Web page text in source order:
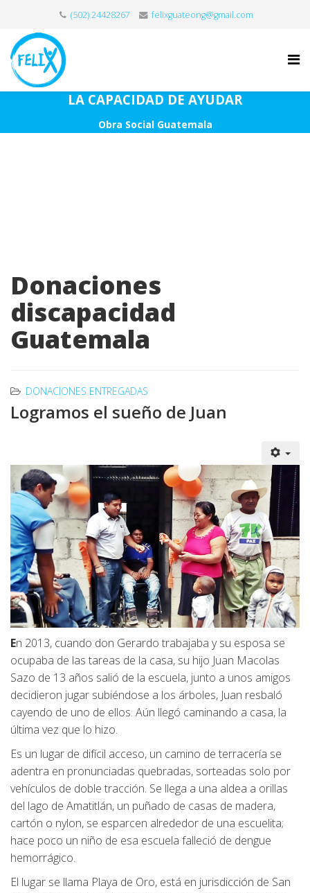
(502) 24428267 felixguateong@gmail.com
LA CAPACIDAD DE AYUDAR
Obra Social Guatemala
Donaciones
discapacidad
Guatemala
DONACIONES ENTREGADAS
Logramos el sueño de Juan
En 2013, cuando don Gerardo trabajaba y su esposa se
ocupaba de las tareas de la casa, su hijo Juan Macolas
Sazo de 13 años salió de la escuela, junto a unos amigos
decidieron jugar subiéndose a los árboles, Juan resbaló
cayendo de uno de ellos. Aún llegó caminando a casa, la
última vez que lo hizo.
Es un lugar de difícil acceso, un camino de terracería se
adentra en pronunciadas quebradas, sorteadas solo por
vehículos de doble tracción. Se llega a una aldea a orillas
del lago de Amatitlán, un puñado de casas de madera,
cartón o nylon, se esparcen alrededor de una escuelita;
hace poco un niño de esa escuela falleció de dengue
hemorrágico.
El lugar se llama Playa de Oro, está en jurisdicción de San